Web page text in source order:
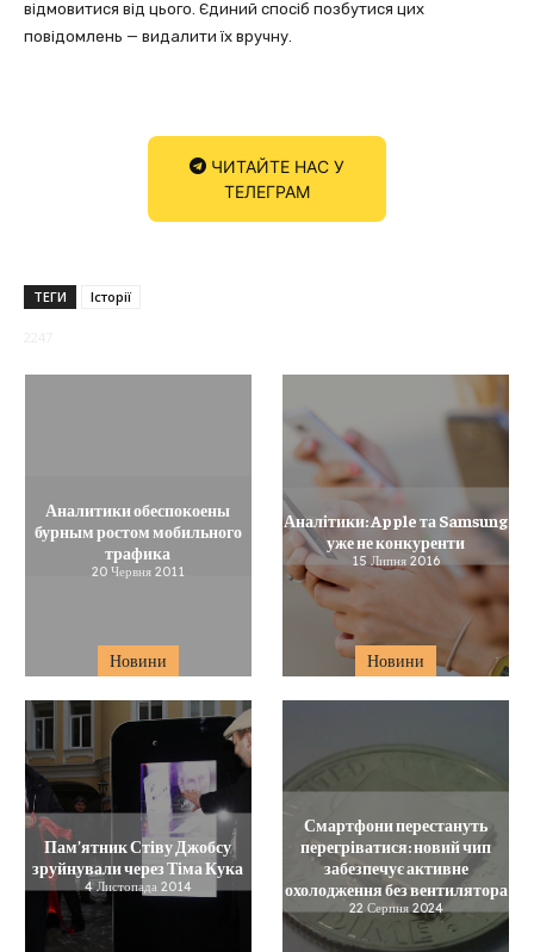
відмовитися від цього. Єдиний спосіб позбутися цих
повідомлень — видалити їх вручну.
ЧИТАЙТЕ НАС У
ТЕЛЕГРАМ
ТЕГИ Історії
Новини
Аналитики обеспокоены
бурным ростом мобильного
трафика
20 Червня 2011
Новини
Аналітики: Apple та Samsung
уже не конкуренти
15 Липня 2016
Пам’ятник Стіву Джобсу
зруйнували через Тіма Кука
4 Листопада 2014
Смартфони перестануть
перегріватися: новий чип
забезпечує активне
охолодження без вентилятора
22 Серпня 2024